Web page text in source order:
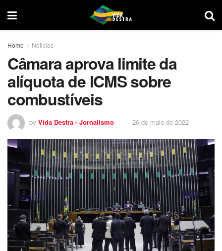
Home Noticias
Câmara aprova limite da
alíquota de ICMS sobre
combustíveis
by Vida Destra - Jornalismo 26 de maio de 2022